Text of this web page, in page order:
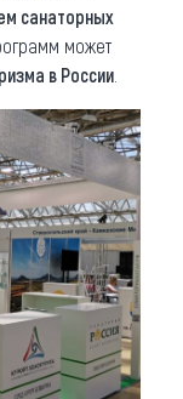
санаторных
может
в России